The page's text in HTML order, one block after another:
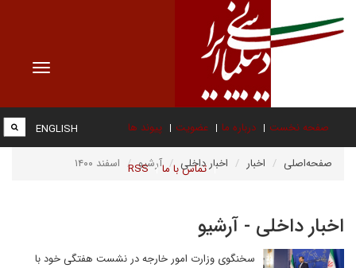
Toggle
صفحه نخست درباره ما عضویت پیوند ها
تماس با ما RSS
ENGLISH
صفحه‌اصلی اخبار اخبار داخلی آرشیو اسفند ۱۴۰۰
اخبار داخلی - آرشیو
سخنگوی وزارت امور خارجه در نشست هفتگی خود با